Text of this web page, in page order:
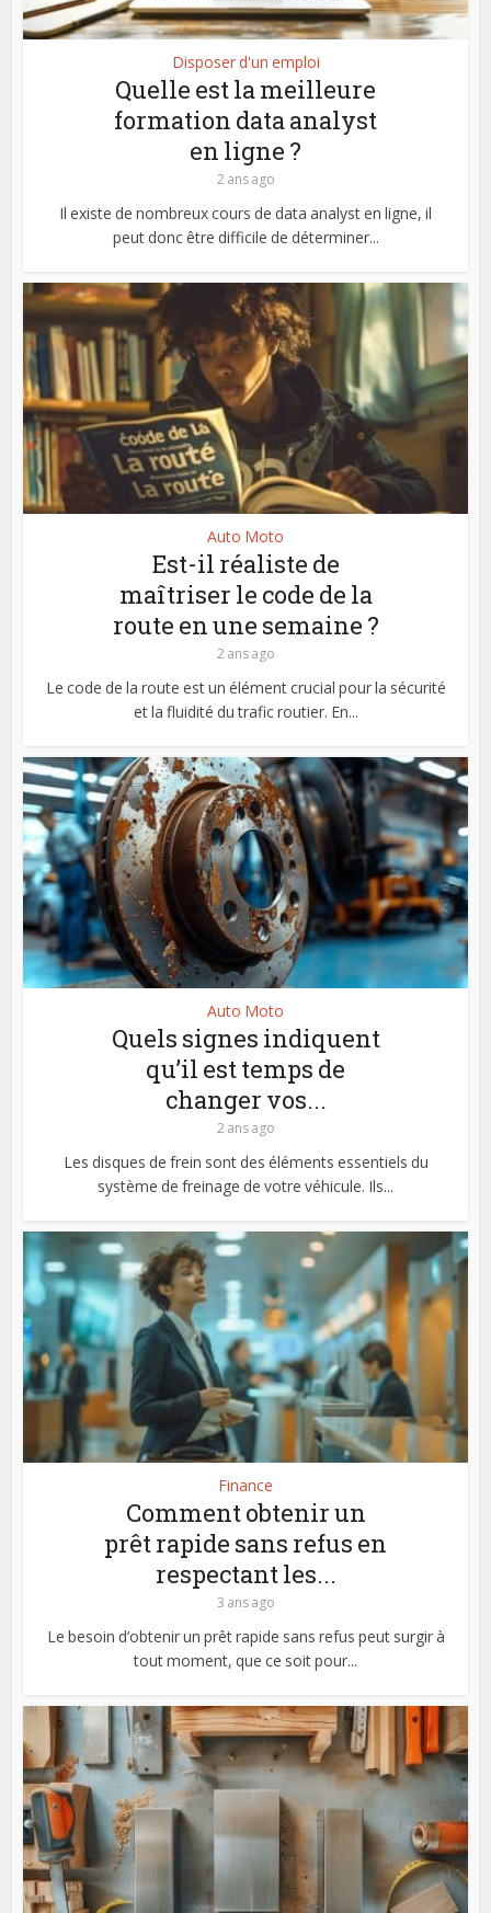
Disposer d'un emploi
Quelle est la meilleure
formation data analyst
en ligne ?
2 ans ago
Il existe de nombreux cours de data analyst en ligne, il
peut donc être difficile de déterminer...
Auto Moto
Est-il réaliste de
maîtriser le code de la
route en une semaine ?
2 ans ago
Le code de la route est un élément crucial pour la sécurité
et la fluidité du trafic routier. En...
Auto Moto
Quels signes indiquent
qu’il est temps de
changer vos...
2 ans ago
Les disques de frein sont des éléments essentiels du
système de freinage de votre véhicule. Ils...
Finance
Comment obtenir un
prêt rapide sans refus en
respectant les...
3 ans ago
Le besoin d’obtenir un prêt rapide sans refus peut surgir à
tout moment, que ce soit pour...